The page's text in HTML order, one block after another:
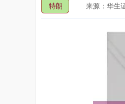
特朗 来源：华生